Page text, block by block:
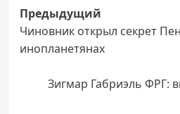
Навигация
записи
Предыдущий
Чиновник открыл секрет
инопланетянах
Зигмар Габриэль ФРГ: